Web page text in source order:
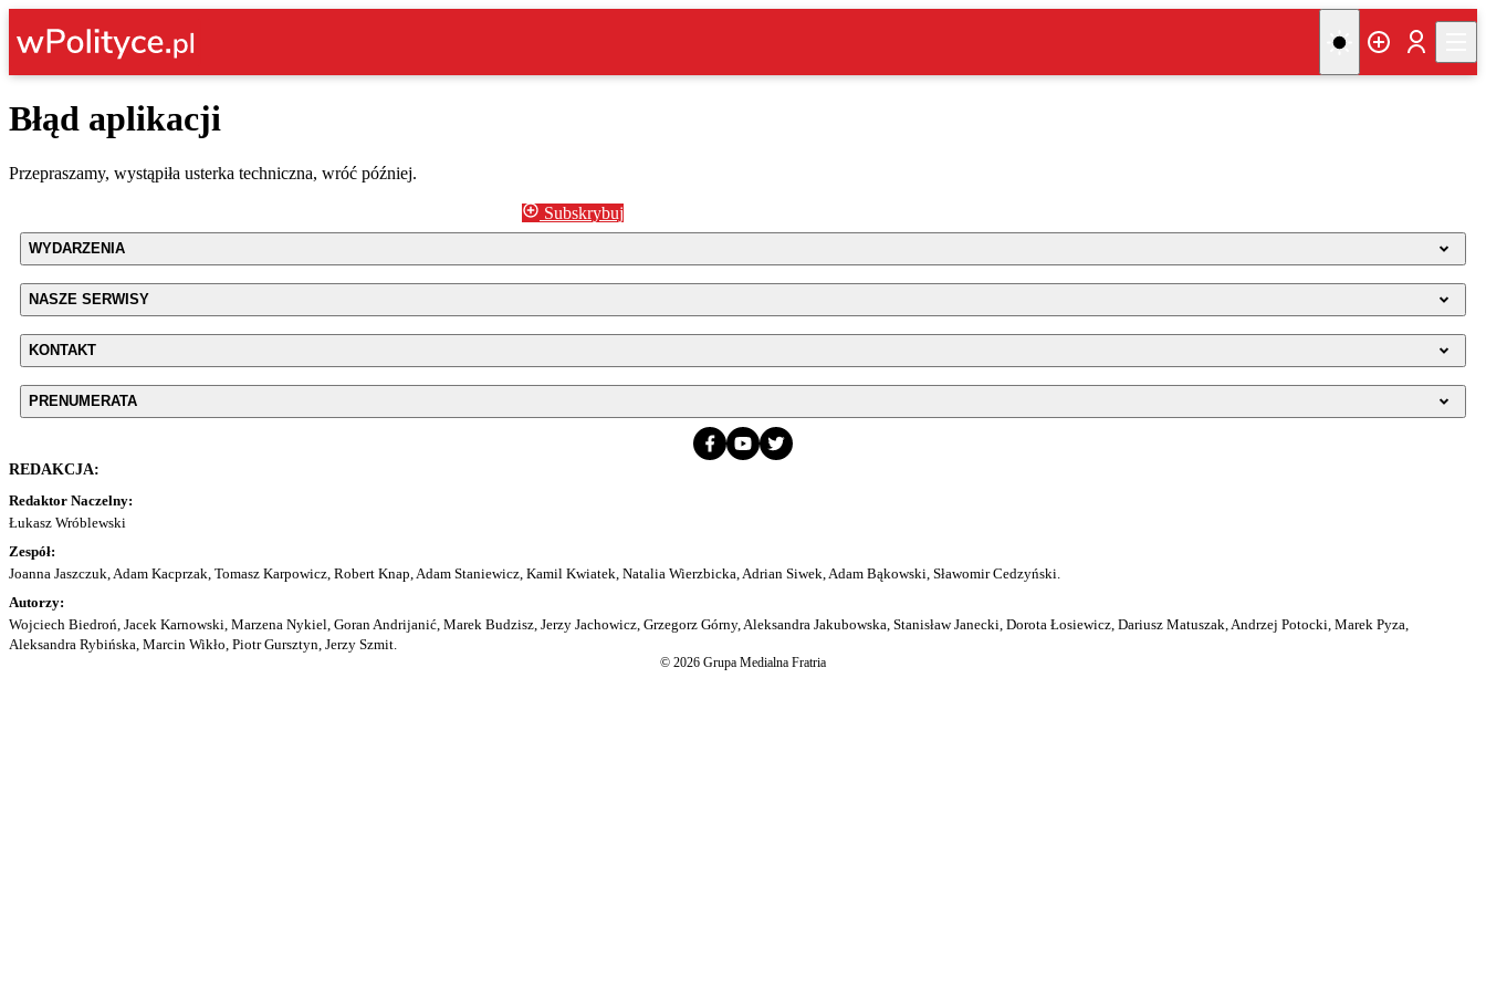
Błąd aplikacji
Przepraszamy, wystąpiła usterka techniczna, wróć później.
Subskrybuj
WYDARZENIA
NASZE SERWISY
KONTAKT
PRENUMERATA
REDAKCJA:
Redaktor Naczelny:
Łukasz Wróblewski
Zespół:
Joanna Jaszczuk, Adam Kacprzak, Tomasz Karpowicz, Robert Knap, Adam Staniewicz, Kamil Kwiatek, Natalia Wierzbicka, Adrian Siwek, Adam Bąkowski, Sławomir Cedzyński.
Autorzy:
Wojciech Biedroń, Jacek Karnowski, Marzena Nykiel, Goran Andrijanić, Marek Budzisz, Jerzy Jachowicz, Grzegorz Górny, Aleksandra Jakubowska, Stanisław Janecki, Dorota Łosiewicz, Dariusz Matuszak, Andrzej Potocki, Marek Pyza,
Aleksandra Rybińska, Marcin Wikło, Piotr Gursztyn, Jerzy Szmit.
© 2026 Grupa Medialna Fratria